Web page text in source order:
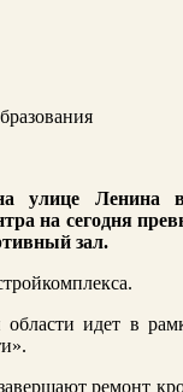
улице Ленина в
на сегодня
зал.
идет в
ремонт